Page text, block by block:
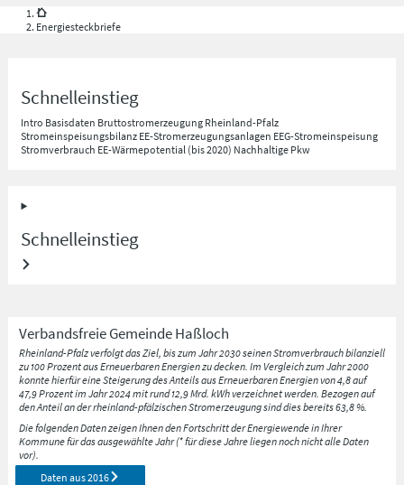
Energiesteckbriefe
Schnelleinstieg
Intro Basisdaten Bruttostromerzeugung Rheinland-Pfalz
Stromeinspeisungsbilanz EE-Stromerzeugungsanlagen EEG-Stromeinspeisung
Stromverbrauch EE-Wärmepotential (bis 2020) Nachhaltige Pkw
Schnelleinstieg
Verbandsfreie Gemeinde Haßloch
Rheinland-Pfalz verfolgt das Ziel, bis zum Jahr 2030 seinen Stromverbrauch bilanziell
zu 100 Prozent aus Erneuerbaren Energien zu decken. Im Vergleich zum Jahr 2000
konnte hierfür eine Steigerung des Anteils aus Erneuerbaren Energien von 4,8 auf
47,9 Prozent im Jahr 2024 mit rund 12,9 Mrd. kWh verzeichnet werden. Bezogen auf
den Anteil an der rheinland-pfälzischen Stromerzeugung sind dies bereits 63,8 %.
Die folgenden Daten zeigen Ihnen den Fortschritt der Energiewende in Ihrer
Kommune für das ausgewählte Jahr (* für diese Jahre liegen noch nicht alle Daten
vor).
Daten aus2016